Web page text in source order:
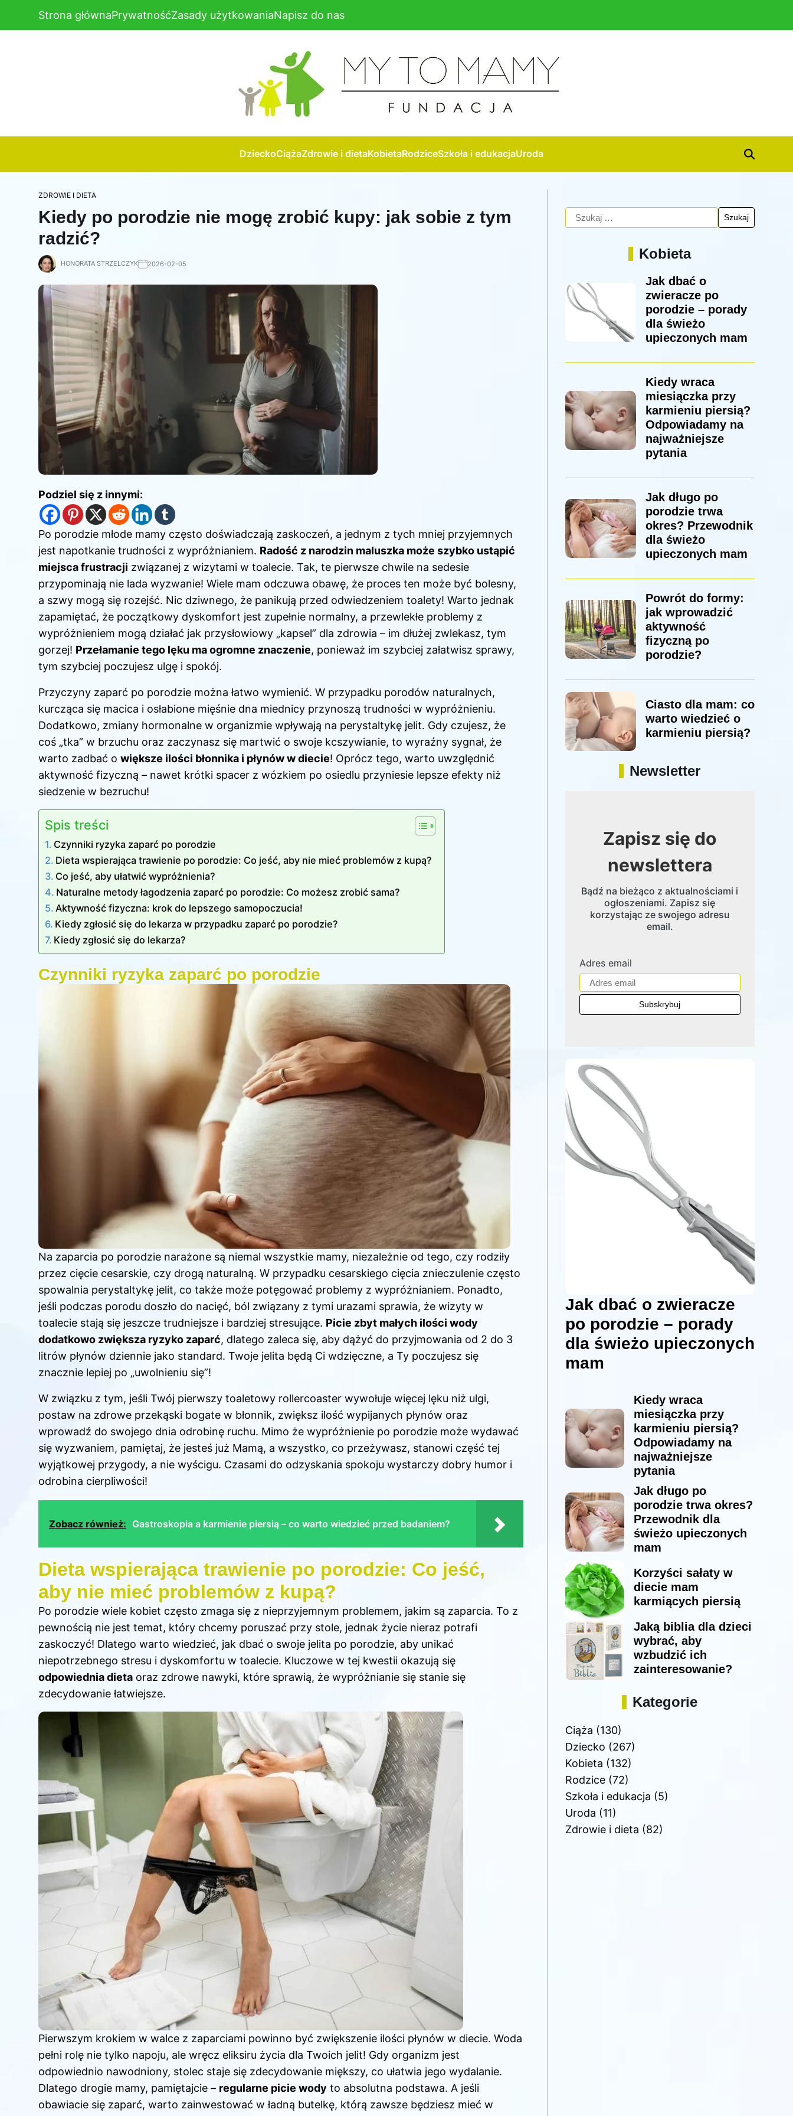
Strona głównaPrywatnośćZasady użytkowaniaNapisz do nas
DzieckoCiążaZdrowie i dietaKobietaRodziceSzkoła i edukacjaUroda
ZDROWIE I DIETA
Kiedy po porodzie nie mogę zrobić kupy: jak sobie z tym
radzić?
HONORATA STRZELCZYK 2026-02-05
Podziel się z innymi:
Po porodzie młode mamy często doświadczają zaskoczeń, a jednym z tych mniej przyjemnych
jest napotkanie trudności z wypróżnianiem. Radość z narodzin maluszka może szybko ustąpić
miejsca frustracji związanej z wizytami w toalecie. Tak, te pierwsze chwile na sedesie
przypominają nie lada wyzwanie! Wiele mam odczuwa obawę, że proces ten może być bolesny,
a szwy mogą się rozejść. Nic dziwnego, że panikują przed odwiedzeniem toalety! Warto jednak
zapamiętać, że początkowy dyskomfort jest zupełnie normalny, a przewlekłe problemy z
wypróżnieniem mogą działać jak przysłowiowy „kapsel” dla zdrowia – im dłużej zwlekasz, tym
gorzej! Przełamanie tego lęku ma ogromne znaczenie, ponieważ im szybciej załatwisz sprawy,
tym szybciej poczujesz ulgę i spokój.
Przyczyny zaparć po porodzie można łatwo wymienić. W przypadku porodów naturalnych,
kurcząca się macica i osłabione mięśnie dna miednicy przynoszą trudności w wypróżnieniu.
Dodatkowo, zmiany hormonalne w organizmie wpływają na perystaltykę jelit. Gdy czujesz, że
coś „tka” w brzuchu oraz zaczynasz się martwić o swoje kcszywianie, to wyraźny sygnał, że
warto zadbać o większe ilości błonnika i płynów w diecie! Oprócz tego, warto uwzględnić
aktywność fizyczną – nawet krótki spacer z wózkiem po osiedlu przyniesie lepsze efekty niż
siedzenie w bezruchu!
Spis treści
Czynniki ryzyka zaparć po porodzie
Dieta wspierająca trawienie po porodzie: Co jeść, aby nie mieć problemów z kupą?
Co jeść, aby ułatwić wypróżnienia?
Naturalne metody łagodzenia zaparć po porodzie: Co możesz zrobić sama?
Aktywność fizyczna: krok do lepszego samopoczucia!
Kiedy zgłosić się do lekarza w przypadku zaparć po porodzie?
Kiedy zgłosić się do lekarza?
Czynniki ryzyka zaparć po porodzie
Na zaparcia po porodzie narażone są niemal wszystkie mamy, niezależnie od tego, czy rodziły
przez cięcie cesarskie, czy drogą naturalną. W przypadku cesarskiego cięcia znieczulenie często
spowalnia perystaltykę jelit, co także może potęgować problemy z wypróżnianiem. Ponadto,
jeśli podczas porodu doszło do nacięć, ból związany z tymi urazami sprawia, że wizyty w
toalecie stają się jeszcze trudniejsze i bardziej stresujące. Picie zbyt małych ilości wody
dodatkowo zwiększa ryzyko zaparć, dlatego zaleca się, aby dążyć do przyjmowania od 2 do 3
litrów płynów dziennie jako standard. Twoje jelita będą Ci wdzięczne, a Ty poczujesz się
znacznie lepiej po „uwolnieniu się”!
W związku z tym, jeśli Twój pierwszy toaletowy rollercoaster wywołuje więcej lęku niż ulgi,
postaw na zdrowe przekąski bogate w błonnik, zwiększ ilość wypijanych płynów oraz
wprowadź do swojego dnia odrobinę ruchu. Mimo że wypróżnienie po porodzie może wydawać
się wyzwaniem, pamiętaj, że jesteś już Mamą, a wszystko, co przeżywasz, stanowi część tej
wyjątkowej przygody, a nie wyścigu. Czasami do odzyskania spokoju wystarczy dobry humor i
odrobina cierpliwości!
Zobacz również: Gastroskopia a karmienie piersią – co warto wiedzieć przed badaniem?
Dieta wspierająca trawienie po porodzie: Co jeść,
aby nie mieć problemów z kupą?
Po porodzie wiele kobiet często zmaga się z nieprzyjemnym problemem, jakim są zaparcia. To z
pewnością nie jest temat, który chcemy poruszać przy stole, jednak życie nieraz potrafi
zaskoczyć! Dlatego warto wiedzieć, jak dbać o swoje jelita po porodzie, aby unikać
niepotrzebnego stresu i dyskomfortu w toalecie. Kluczowe w tej kwestii okazują się
odpowiednia dieta oraz zdrowe nawyki, które sprawią, że wypróżnianie się stanie się
zdecydowanie łatwiejsze.
Pierwszym krokiem w walce z zaparciami powinno być zwiększenie ilości płynów w diecie. Woda
pełni rolę nie tylko napoju, ale wręcz eliksiru życia dla Twoich jelit! Gdy organizm jest
odpowiednio nawodniony, stolec staje się zdecydowanie miększy, co ułatwia jego wydalanie.
Dlatego drogie mamy, pamiętajcie – regularne picie wody to absolutna podstawa. A jeśli
obawiacie się zaparć, warto zainwestować w ładną butelkę, którą zawsze będziesz mieć w
Kobieta
Jak dbać o
zwieracze po
porodzie – porady
dla świeżo
upieczonych mam
Kiedy wraca
miesiączka przy
karmieniu piersią?
Odpowiadamy na
najważniejsze
pytania
Jak długo po
porodzie trwa
okres? Przewodnik
dla świeżo
upieczonych mam
Powrót do formy:
jak wprowadzić
aktywność
fizyczną po
porodzie?
Ciasto dla mam: co
warto wiedzieć o
karmieniu piersią?
Newsletter
Zapisz się do
newslettera
Bądź na bieżąco z aktualnościami i
ogłoszeniami. Zapisz się
korzystając ze swojego adresu
email.
Adres email
Jak dbać o zwieracze
po porodzie – porady
dla świeżo upieczonych
mam
Kiedy wraca
miesiączka przy
karmieniu piersią?
Odpowiadamy na
najważniejsze
pytania
Jak długo po
porodzie trwa okres?
Przewodnik dla
świeżo upieczonych
mam
Korzyści sałaty w
diecie mam
karmiących piersią
Jaką biblia dla dzieci
wybrać, aby
wzbudzić ich
zainteresowanie?
Kategorie
Ciąża (130)
Dziecko (267)
Kobieta (132)
Rodzice(72)
Szkoła i edukacja (5)
Uroda (11)
Zdrowie i dieta (82)